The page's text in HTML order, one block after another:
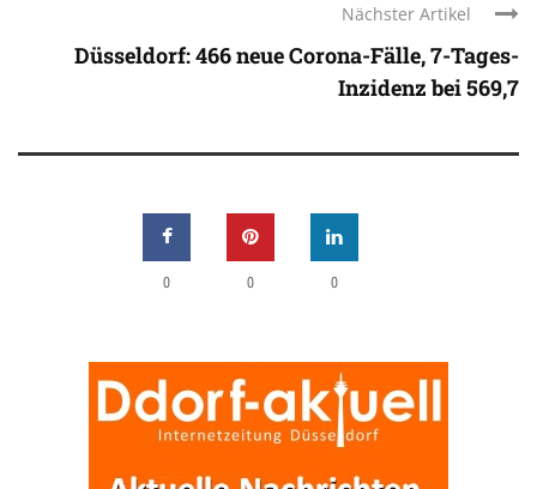
Nächster Artikel
Düsseldorf: 466 neue Corona-Fälle, 7-Tages-
Inzidenz bei 569,7
0 0 0